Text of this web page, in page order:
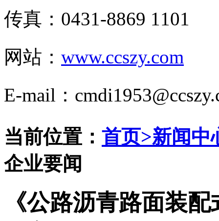
传真：0431-8869 1101
网站： www.ccszy.com
E-mail：
当前位置： 首页>新闻中
企业要闻
《公路沥青路面装